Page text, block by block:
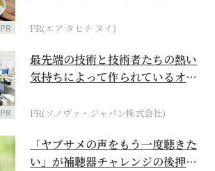
PR PR(エア タヒチ ヌイ)
PR
最先端の技術と技術者たちの熱い
気持ちによって作られているオー
PR(ソノヴァ・ジャパン株式会社)
「ヤブサメの声をもう一度聴きた
い」が補聴器チャレンジの後押し